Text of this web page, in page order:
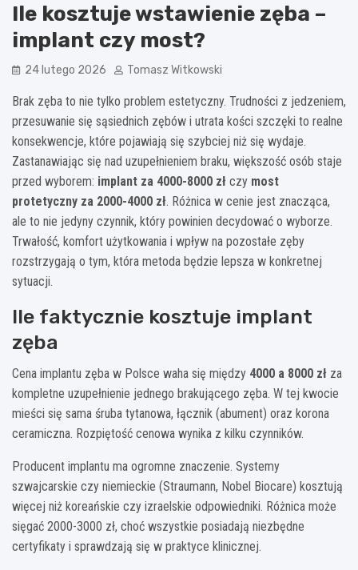
Ile kosztuje wstawienie zęba –
implant czy most?
24 lutego 2026 Tomasz Witkowski
Brak zęba to nie tylko problem estetyczny. Trudności z jedzeniem,
przesuwanie się sąsiednich zębów i utrata kości szczęki to realne
konsekwencje, które pojawiają się szybciej niż się wydaje.
Zastanawiając się nad uzupełnieniem braku, większość osób staje
przed wyborem: implant za 4000-8000 zł czy most
protetyczny za 2000-4000 zł. Różnica w cenie jest znacząca,
ale to nie jedyny czynnik, który powinien decydować o wyborze.
Trwałość, komfort użytkowania i wpływ na pozostałe zęby
rozstrzygają o tym, która metoda będzie lepsza w konkretnej
sytuacji.
Ile faktycznie kosztuje implant
zęba
Cena implantu zęba w Polsce waha się między 4000 a 8000 zł za
kompletne uzupełnienie jednego brakującego zęba. W tej kwocie
mieści się sama śruba tytanowa, łącznik (abument) oraz korona
ceramiczna. Rozpiętość cenowa wynika z kilku czynników.
Producent implantu ma ogromne znaczenie. Systemy
szwajcarskie czy niemieckie (Straumann, Nobel Biocare) kosztują
więcej niż koreańskie czy izraelskie odpowiedniki. Różnica może
sięgać 2000-3000 zł, choć wszystkie posiadają niezbędne
certyfikaty i sprawdzają się w praktyce klinicznej.